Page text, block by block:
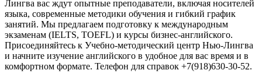
Лингва вас ждут опытные преподаватели, включая носителей
языка, современные методики обучения и гибкий график
занятий. Мы предлагаем подготовку к международным
экзаменам (IELTS, TOEFL) и курсы бизнес-английского.
Присоединяйтесь к Учебно-методический центр Нью-Лингва
и начните изучение английского в удобное для вас время и в
комфортном формате. Телефон для справок +7(918)630-30-52.